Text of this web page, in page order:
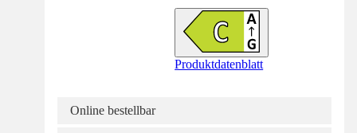
Produktdatenblatt
Online bestellbar